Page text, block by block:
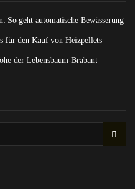
So geht automatische Bewässerung
für den Kauf von Heizpellets
der Lebensbaum-Brabant